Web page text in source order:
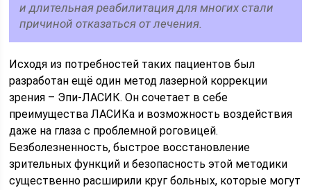
и длительная реабилитация для многих стали
причиной отказаться от лечения.
Исходя из потребностей таких пациентов был
разработан ещё один метод лазерной коррекции
зрения – Эпи-ЛАСИК. Он сочетает в себе
преимущества ЛАСИКа и возможность воздействия
даже на глаза с проблемной роговицей.
Безболезненность, быстрое восстановление
зрительных функций и безопасность этой методики
существенно расширили круг больных, которые могут